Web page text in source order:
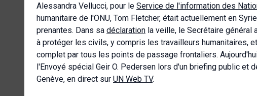
Alessandra Vellucci, pour le Service de l'information des
humanitaire de l'ONU, Tom Fletcher, était actuellement en
prenantes. Dans sa déclaration la veille, le Secrétaire général
à protéger les civils, y compris les travailleurs humanitaires,
complet par tous les points de passage frontaliers.
l'Envoyé spécial Geir O. Pedersen lors d'un briefing public et
Genève, en direct sur UN Web TV.